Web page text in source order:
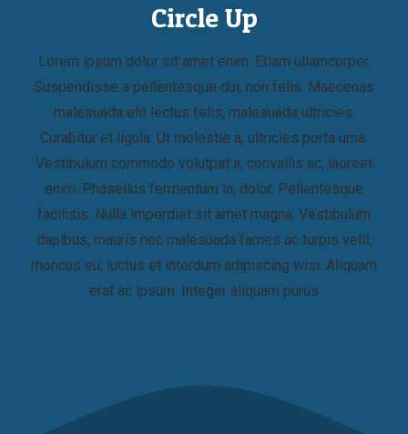
Circle Up
Lorem ipsum dolor sit amet enim. Etiam ullamcorper.
Suspendisse a pellentesque dui, non felis. Maecenas
malesuada elit lectus felis, malesuada ultricies.
Curabitur et ligula. Ut molestie a, ultricies porta urna.
Vestibulum commodo volutpat a, convallis ac, laoreet
enim. Phasellus fermentum in, dolor. Pellentesque
facilisis. Nulla imperdiet sit amet magna. Vestibulum
dapibus, mauris nec malesuada fames ac turpis velit,
rhoncus eu, luctus et interdum adipiscing wisi. Aliquam
erat ac ipsum. Integer aliquam purus